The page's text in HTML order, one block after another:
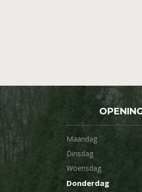
Maandag
Dinsdag
Woensdag
Donderdag